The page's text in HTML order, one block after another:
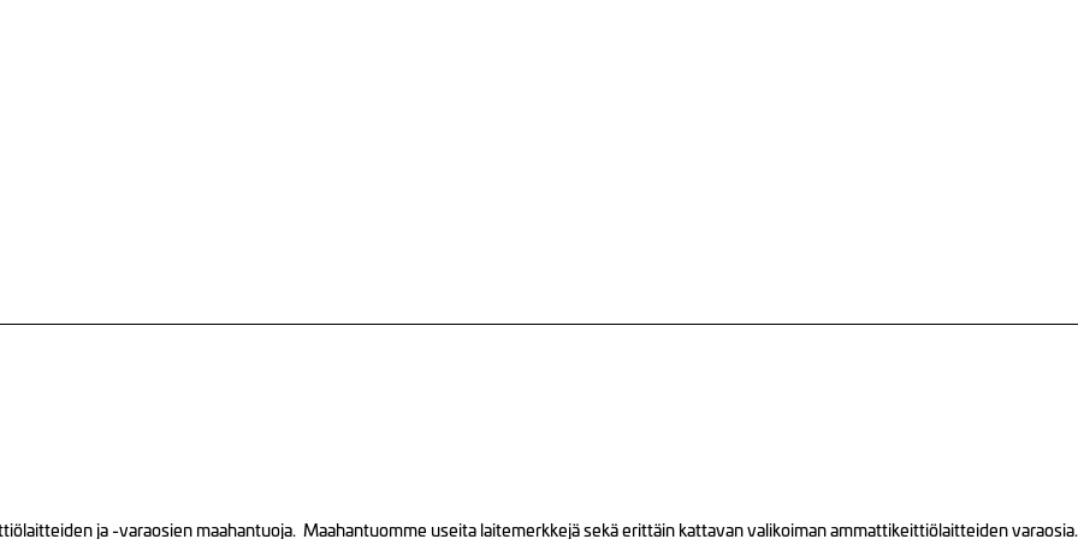
ja -varaosien maahantuoja. Maahantuomme useita laitemerkkejä sekä erittäin kattavan valikoiman ammattikeittiölaitteiden varaosia.